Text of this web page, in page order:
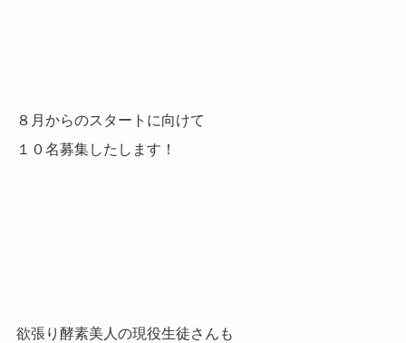
８月からのスタートに向けて
１０名募集したします！
欲張り酵素美人の現役生徒さんも